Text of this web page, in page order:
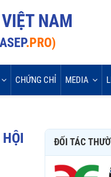
NAM
.PRO)
CHỨNG CHỈ MEDIA
ĐỐI TÁC